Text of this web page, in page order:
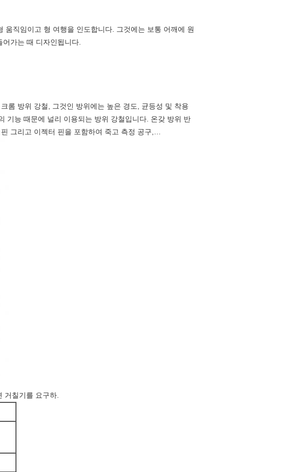
직임이고 형 여행을 인도합니다. 그것에는 보통 어깨에 원
가는 때 디자인됩니다.
롬 방위 강철, 그것인 방위에는 높은 경도, 균등성 및 착용
기능 때문에 널리 이용되는 방위 강철입니다. 온갖 방위 반
그리고 이젝터 핀을 포함하여 죽고 측정 공구,…
거칠기를 요구하.